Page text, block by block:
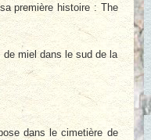
première histoire : The
miel dans le sud de la
dans le cimetière de